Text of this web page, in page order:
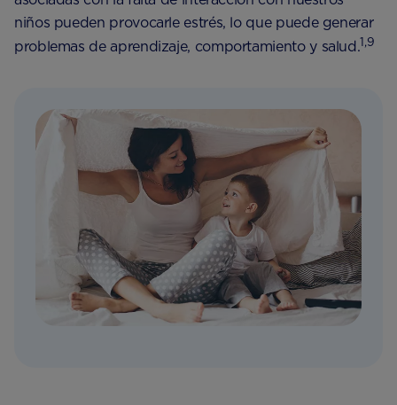
niños pueden provocarle estrés, lo que puede generar
problemas de aprendizaje, comportamiento y salud.1,9